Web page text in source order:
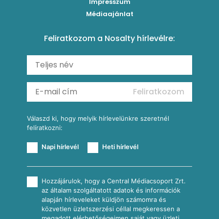
Carbonara
Shakshuka
Ratatouille
Mexikói húsleves kukorica salsával
Almás-kéksajtos kukoricasaláta
Köretek
Reggeli receptek
Médiaajánlat
Feliratkozom a Nosalty hírlevélre:
Feliratkozom
Válaszd ki, hogy melyik hírlevelünkre szeretnél
felíratkozni:
Napi hírlevél Heti hírlevél
Hozzájárulok, hogy a Central Médiacsoport Zrt.
az általam szolgáltatott adatok és információk
alapján hírleveleket küldjön számomra és
közvetlen üzletszerzési céllal megkeressen a